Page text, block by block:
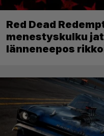
Red Dead
menestyskulku
länneneepos